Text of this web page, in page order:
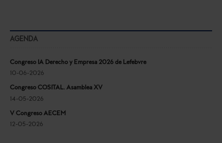
AGENDA
Congreso IA Derecho y Empresa 2026 de Lefebvre
10-06-2026
Congreso COSITAL. Asamblea XV
14-05-2026
V Congreso AECEM
12-05-2026